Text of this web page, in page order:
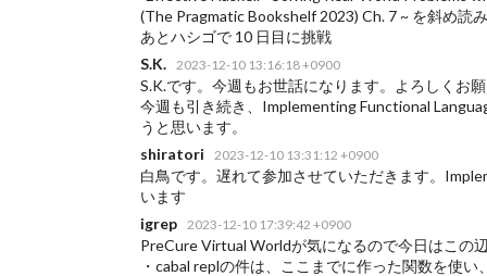
(The Pragmatic Bookshelf 2023) Ch. 7 ~ を斜め読
あとハシゴで 10 日目に挑戦
S.K.
2023-12-10 13:16:18 +0900
S.K.です。今週もお世話になります。よろしくお
今週も引き続き、Implementing Functional
うと思います。
shiratori
2023-12-10 13:31:12 +0900
白鳥です。遅れて参加させていただきます。
います
igrep
2023-12-10 17:39:42 +0900
PreCure Virtual Worldが気になるので今日はこの
・cabal replの件は、ここまでに作った関数を使